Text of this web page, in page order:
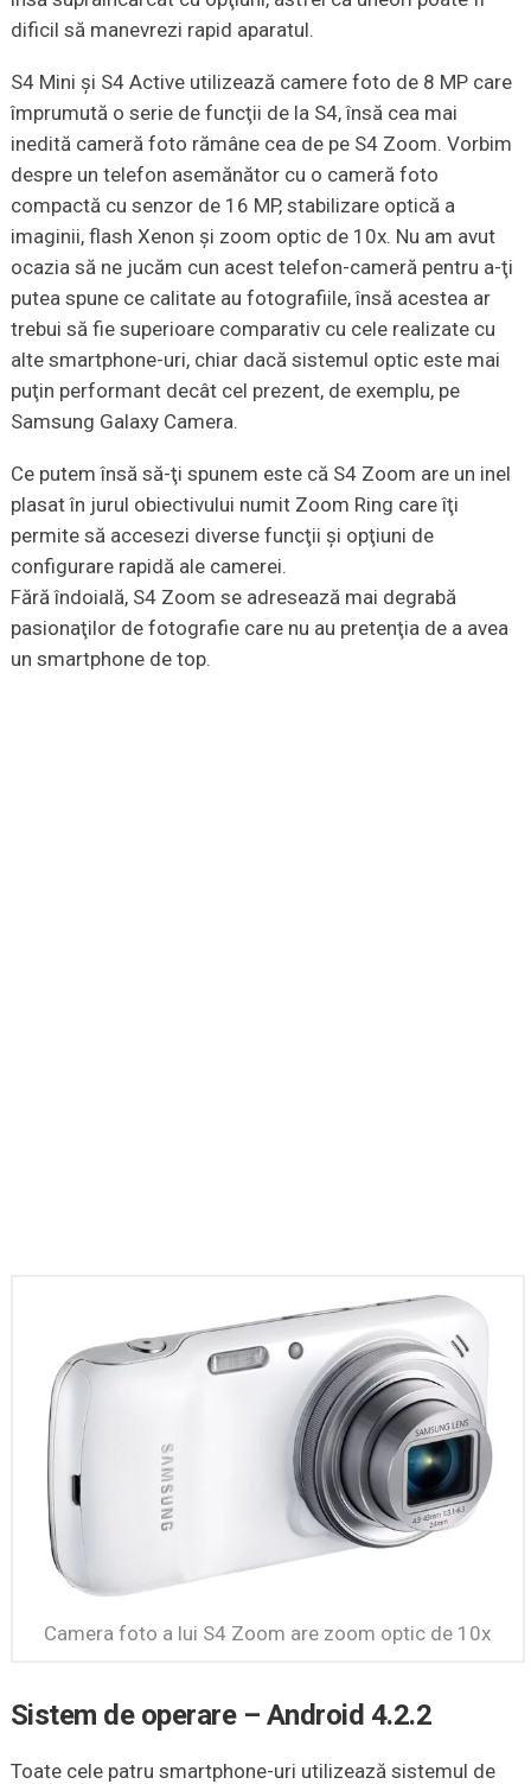
dificil să manevrezi rapid aparatul.
S4 Mini şi S4 Active utilizează camere foto de 8 MP care
împrumută o serie de funcţii de la S4, însă cea mai
inedită cameră foto rămâne cea de pe S4 Zoom. Vorbim
despre un telefon asemănător cu o cameră foto
compactă cu senzor de 16 MP, stabilizare optică a
imaginii, flash Xenon şi zoom optic de 10x. Nu am avut
ocazia să ne jucăm cun acest telefon-cameră pentru a-ţi
putea spune ce calitate au fotografiile, însă acestea ar
trebui să fie superioare comparativ cu cele realizate cu
alte smartphone-uri, chiar dacă sistemul optic este mai
puţin performant decât cel prezent, de exemplu, pe
Samsung Galaxy Camera.
Ce putem însă să-ţi spunem este că S4 Zoom are un inel
plasat în jurul obiectivului numit Zoom Ring care îţi
permite să accesezi diverse funcţii şi opţiuni de
configurare rapidă ale camerei.
Fără îndoială, S4 Zoom se adresează mai degrabă
pasionaţilor de fotografie care nu au pretenţia de a avea
un smartphone de top.
Camera foto a lui S4 Zoom are zoom optic de 10x
Sistem de operare – Android 4.2.2
Toate cele patru smartphone-uri utilizează sistemul de